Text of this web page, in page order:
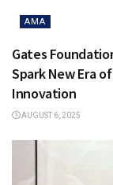
AMA
Gates
Spark New Era
Innovation
AUGUST 6, 2025